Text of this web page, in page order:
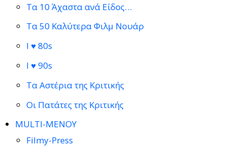
Τα 10 Άχαστα ανά Είδος…
Τα 50 Καλύτερα Φιλμ Νουάρ
I ♥ 80s
I ♥ 90s
Τα Αστέρια της Κριτικής
Οι Πατάτες της Κριτικής
MULTI-ΜΕΝΟΥ
Filmy-Press